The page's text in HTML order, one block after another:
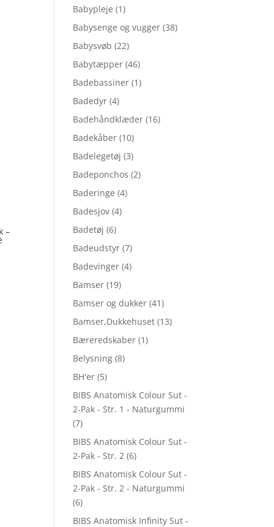
–
Babypleje (1)
Babysenge og vugger (38)
Babysvøb (22)
Babytæpper (46)
Badebassiner (1)
Badedyr (4)
Badehåndklæder (16)
Badekåber (10)
Badelegetøj (3)
Badeponchos (2)
Baderinge (4)
Badesjov (4)
Badetøj (6)
Badeudstyr (7)
Badevinger (4)
Bamser (19)
Bamser og dukker (41)
Bamser,Dukkehuset (13)
Bæreredskaber (1)
Belysning (8)
BH'er (5)
BIBS Anatomisk Colour Sut -
2-Pak - Str. 1 - Naturgummi
(7)
BIBS Anatomisk Colour Sut -
2-Pak - Str. 2 (6)
BIBS Anatomisk Colour Sut -
2-Pak - Str. 2 - Naturgummi
(6)
BIBS Anatomisk Infinity Sut -